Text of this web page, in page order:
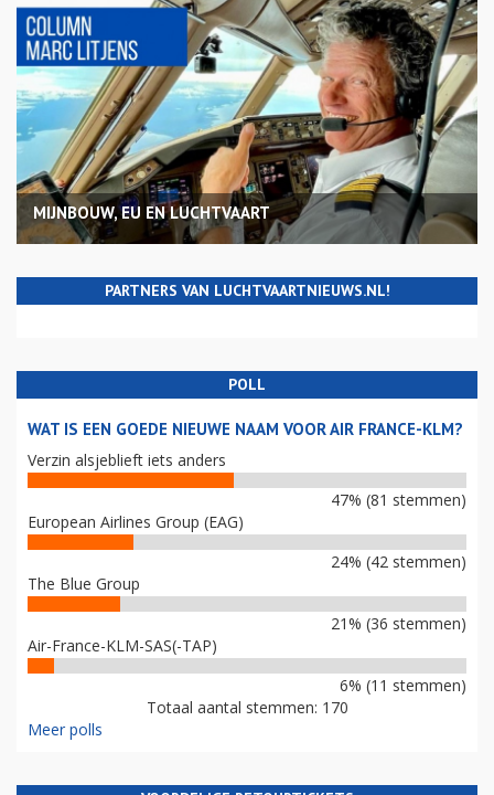
MIJNBOUW, EU EN LUCHTVAART
PARTNERS VAN LUCHTVAARTNIEUWS.NL!
POLL
WAT IS EEN GOEDE NIEUWE NAAM VOOR AIR FRANCE-KLM?
Verzin alsjeblieft iets anders
47% (81 stemmen)
European Airlines Group (EAG)
24% (42 stemmen)
The Blue Group
21% (36 stemmen)
Air-France-KLM-SAS(-TAP)
6% (11 stemmen)
Totaal aantal stemmen: 170
Meer polls